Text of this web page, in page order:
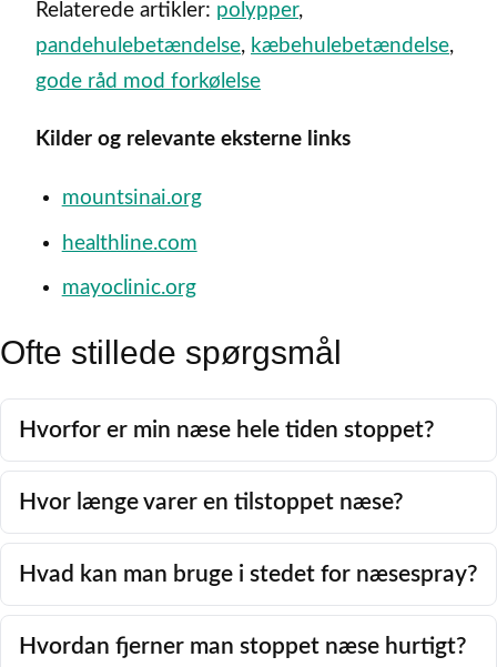
Relaterede artikler: polypper,
pandehulebetændelse, kæbehulebetændelse,
gode råd mod forkølelse
Kilder og relevante eksterne links
mountsinai.org
healthline.com
mayoclinic.org
Ofte stillede spørgsmål
Hvorfor er min næse hele tiden stoppet?
Hvor længe varer en tilstoppet næse?
Hvad kan man bruge i stedet for næsespray?
Hvordan fjerner man stoppet næse hurtigt?